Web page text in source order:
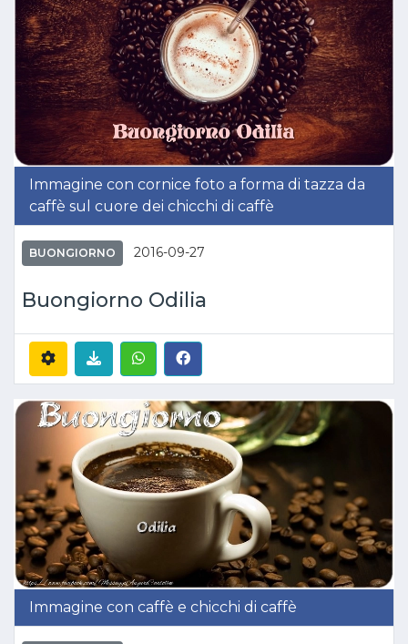
Immagine con cornice foto a forma di tazza da
caffè sul cuore dei chicchi di caffè
BUONGIORNO 2016-09-27
Buongiorno Odilia
Immagine con caffè e chicchi di caffè